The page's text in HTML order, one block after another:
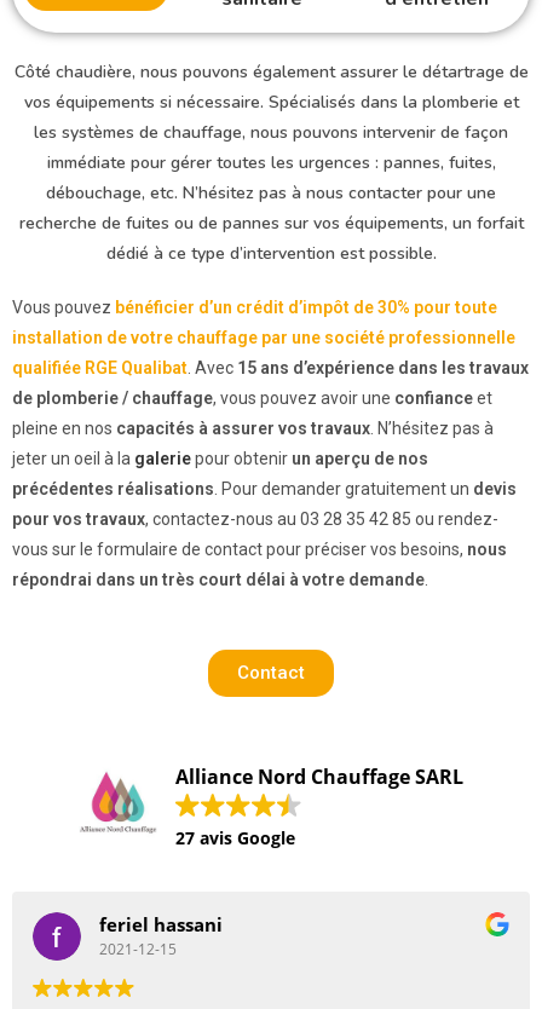
Côté chaudière, nous pouvons également assurer le détartrage de
vos équipements si nécessaire. Spécialisés dans la plomberie et
les systèmes de chauffage, nous pouvons intervenir de façon
immédiate pour gérer toutes les urgences : pannes, fuites,
débouchage, etc. N’hésitez pas à nous contacter pour une
recherche de fuites ou de pannes sur vos équipements, un forfait
dédié à ce type d’intervention est possible.
Vous pouvez bénéficier d’un crédit d’impôt de 30% pour toute
installation de votre chauffage par une société professionnelle
qualifiée RGE Qualibat . Avec 15 ans d’expérience dans les travaux
de plomberie / chauffage, vous pouvez avoir une confianceet
pleine en nos capacités à assurer vos travaux . N’hésitez pas à
jeter un oeil à la galeriepour obtenir un aperçu de nos
précédentes réalisations . Pour demander gratuitement un devis
pour vos travaux, contactez-nous au 03 28 35 42 85 ou rendez-
vous sur le formulaire de contact pour préciser vos besoins, nous
répondrai dans un très court délai à votre demande
Contact
Alliance Nord Chauffage SARL
27 avis Google
b priscilla
2021-09-17